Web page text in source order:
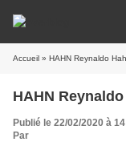
Accueil » HAHN Reynaldo
HAHN
Publié le 22/02/2020 à
Par